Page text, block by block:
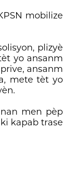
mobilize
plizyè
yo ansanm
ansanm
mete tèt yo
men pèp
kapab trase